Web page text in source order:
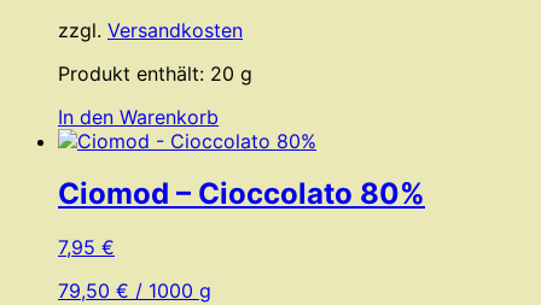
zzgl. Versandkosten
Produkt enthält: 20 g
In den Warenkorb
Ciomod – Cioccolato 80%
7,95 €
79,50 € / 1000 g